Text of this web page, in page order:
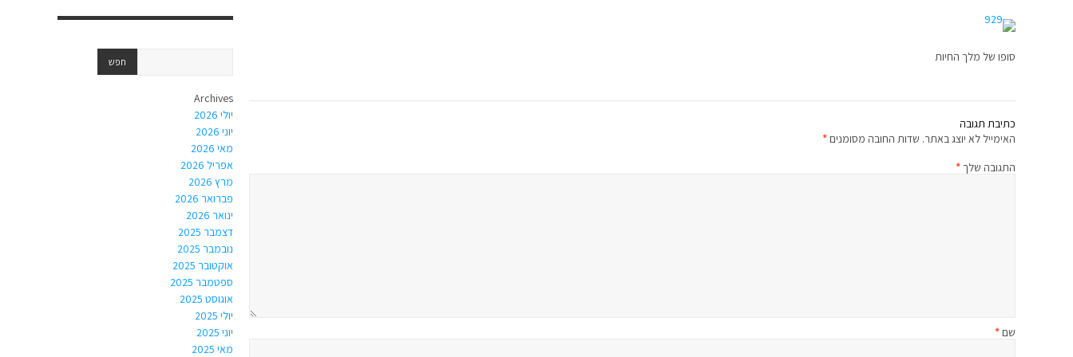
סופו של מלך החיות
כתיבת תגובה
האימייל לא יוצג באתר. שדות החובה מסומנים*
התגובה שלך*
שם*
Archives
יולי 2026
יוני 2026
מאי 2026
אפריל 2026
מרץ 2026
פברואר 2026
ינואר 2026
דצמבר 2025
נובמבר 2025
אוקטובר 2025
ספטמבר 2025
אוגוסט 2025
יולי 2025
יוני 2025
מאי 2025